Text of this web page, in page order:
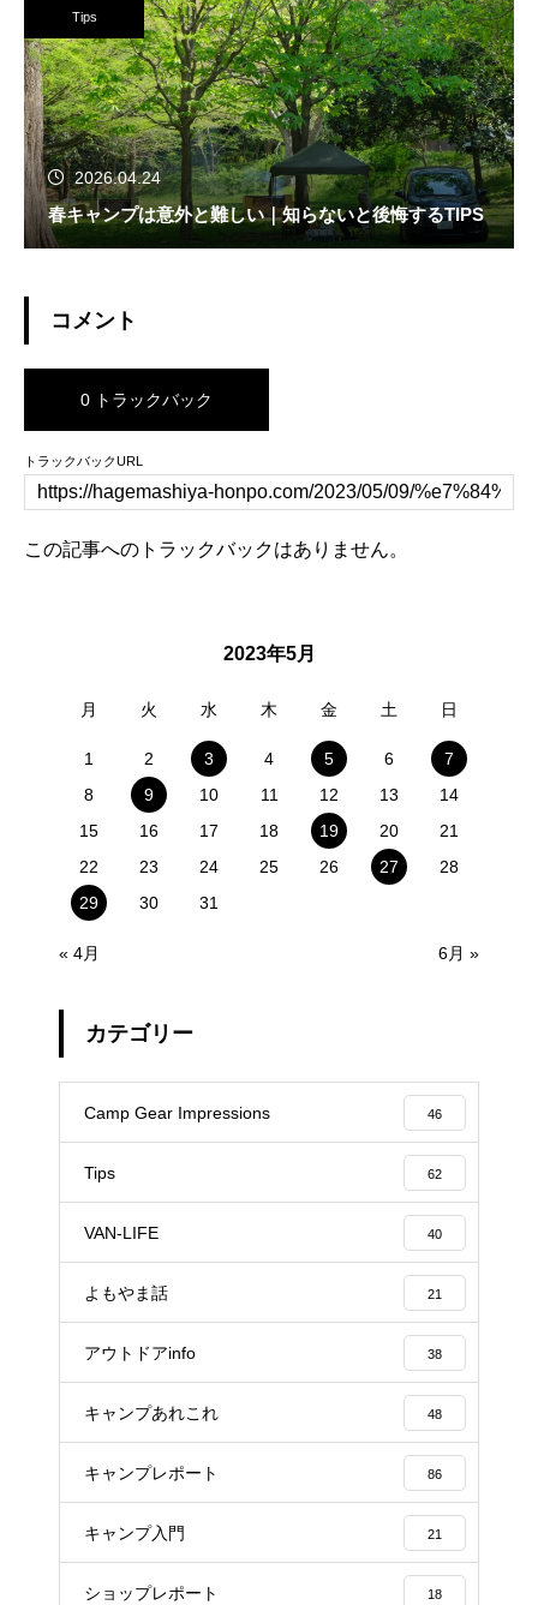
Tips
2026.04.24
春キャンプは意外と難しい｜知らないと後悔するTIPS
コメント
0 トラックバック
トラックバックURL
この記事へのトラックバックはありません。
2023年5月
月 火 水 木 金 土 日
1 2 3 4 5 6
7
8
9 10 11 12 13
14
15
16 17 18 19 20
21
22
23 24 25 26 27
28
29
30 31
« 4月 6月 »
カテゴリー
Camp Gear Impressions 46
Tips 62
VAN-LIFE 40
よもやま話 21
アウトドアinfo 38
キャンプあれこれ 48
キャンプレポート 86
キャンプ入門 21
ショップレポート 18